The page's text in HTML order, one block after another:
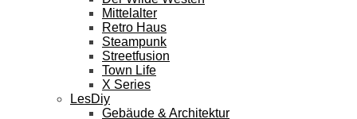
Mittelalter
Retro Haus
Steampunk
Streetfusion
Town Life
X Series
LesDiy
Gebäude & Architektur